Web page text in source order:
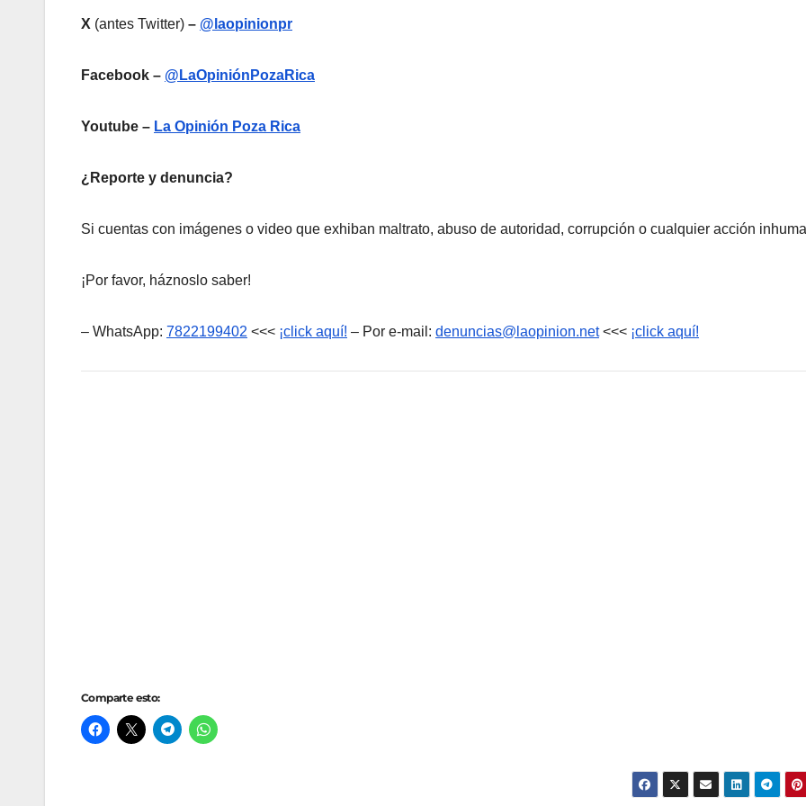
X (antes Twitter) – @laopinionpr
Facebook – @LaOpiniónPozaRica
Youtube – La Opinión Poza Rica
¿Reporte y denuncia?
Si cuentas con imágenes o video que exhiban maltrato, abuso de autoridad, corrupción o cualquier acción
¡Por favor, háznoslo saber!
– WhatsApp: 7822199402 <<< ¡click aquí! – Por e-mail: denuncias@laopinion.net<<< ¡click aquí!
Comparte esto: